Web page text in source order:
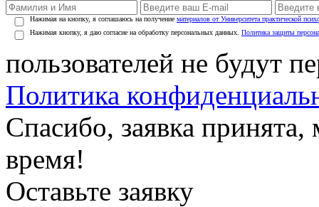
Нажимая на кнопку, я соглашаюсь на получение материалов от Университета практической
Нажимая кнопку, я даю согласие на обработку персональных данных. Политика защиты
пользователей не будут
Политика
Спасибо, заявка
время!
Оставьте заявку